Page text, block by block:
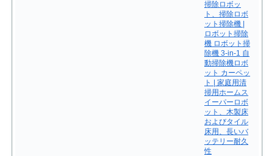
掃除ロボッ
ト、掃除ロボ
ット掃除機 |
ロボット掃除
機 ロボット掃
除機 3-in-1 自
動掃除機ロボ
ット カーペッ
ト | 家庭用清
掃用ホームス
イーパーロボ
ット、木製床
およびタイル
床用、長いバ
ッテリー耐久
性